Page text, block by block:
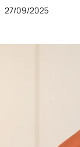
27/09/2025